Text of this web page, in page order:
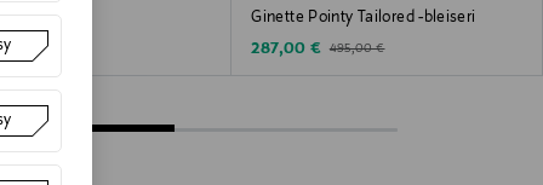
Ginette Pointy Tailored -bleiseri
Discounted Price
287,00 € Original Price
495,00 €